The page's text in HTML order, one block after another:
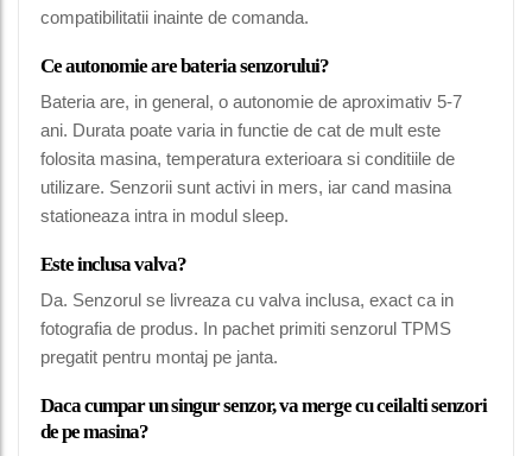
compatibilitatii inainte de comanda.
Ce autonomie are bateria senzorului?
Bateria are, in general, o autonomie de aproximativ 5-7
ani. Durata poate varia in functie de cat de mult este
folosita masina, temperatura exterioara si conditiile de
utilizare. Senzorii sunt activi in mers, iar cand masina
stationeaza intra in modul sleep.
Este inclusa valva?
Da. Senzorul se livreaza cu valva inclusa, exact ca in
fotografia de produs. In pachet primiti senzorul TPMS
pregatit pentru montaj pe janta.
Daca cumpar un singur senzor, va merge cu ceilalti senzori
de pe masina?